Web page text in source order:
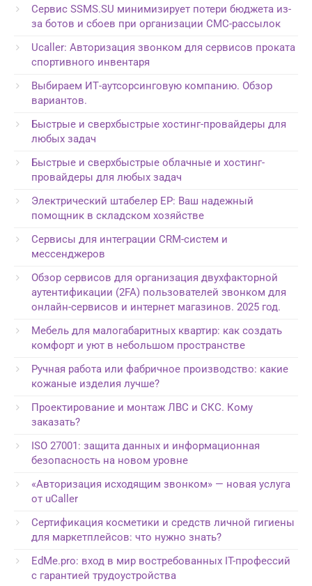
Сервис SSMS.SU минимизирует потери бюджета из-
за ботов и сбоев при организации СМС-рассылок
Ucaller: Авторизация звонком для сервисов проката
спортивного инвентаря
Выбираем ИТ-аутсорсинговую компанию. Обзор
вариантов.
Быстрые и сверхбыстрые хостинг-провайдеры для
любых задач
Быстрые и сверхбыстрые облачные и хостинг-
провайдеры для любых задач
Электрический штабелер EP: Ваш надежный
помощник в складском хозяйстве
Сервисы для интеграции CRM-систем и
мессенджеров
Обзор сервисов для организация двухфакторной
аутентификации (2FA) пользователей звонком для
онлайн-сервисов и интернет магазинов. 2025 год.
Мебель для малогабаритных квартир: как создать
комфорт и уют в небольшом пространстве
Ручная работа или фабричное производство: какие
кожаные изделия лучше?
Проектирование и монтаж ЛВС и СКС. Кому
заказать?
ISO 27001: защита данных и информационная
безопасность на новом уровне
«Авторизация исходящим звонком» — новая услуга
от uCaller
Сертификация косметики и средств личной гигиены
для маркетплейсов: что нужно знать?
EdMe.pro: вход в мир востребованных IT-профессий
с гарантией трудоустройства